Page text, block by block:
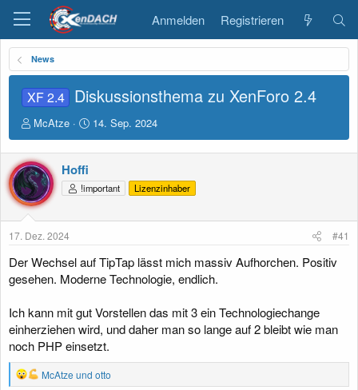
Anmelden Registrieren
News
XF 2.4 Diskussionsthema zu XenForo 2.4
E
r
s
t
e
l
l
e
r
McAtze
E
r
s
e
l
t
14. Sep. 2024
Hoffi
!important Lizenzinhaber
17. Dez. 2024 #41
Der Wechsel auf TipTap lässt mich massiv Aufhorchen. Positiv
gesehen. Moderne Technologie, endlich.
Ich kann mit gut Vorstellen das mit 3 ein Technologiechange
einherziehen wird, und daher man so lange auf 2 bleibt wie man
noch PHP einsetzt.
R
e
McAtze und otto